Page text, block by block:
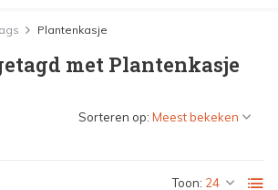
Plantenkasje
met Plantenkasje
Toon:
Sorteren op: